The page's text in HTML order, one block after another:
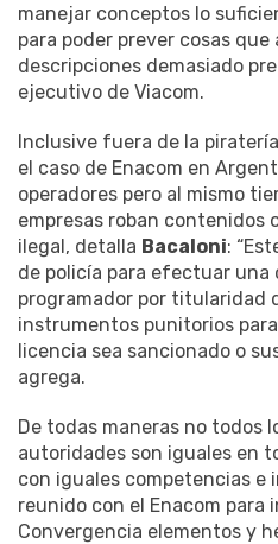
manejar conceptos lo
para poder prever cosas
descripciones demasiado
ejecutivo de Viacom.
Inclusive fuera de la
el caso de Enacom en
operadores pero al mismo
empresas roban contenidos
ilegal, detalla Bacaloni:
de policía para efectuar una
programador por titularidad
instrumentos punitorios
licencia sea sancionado o
agrega.
De todas maneras no todos
autoridades son iguales en
con iguales competencias e
reunido con el Enacom
Convergencia elementos y